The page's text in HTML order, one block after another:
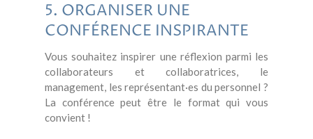
5. ORGANISER UNE
CONFÉRENCE INSPIRANTE
Vous souhaitez inspirer une réflexion parmi les
collaborateurs et collaboratrices, le
management, les représentant·es du personnel ?
La conférence peut être le format qui vous
convient !